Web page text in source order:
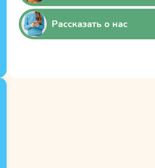
Рассказать о нас